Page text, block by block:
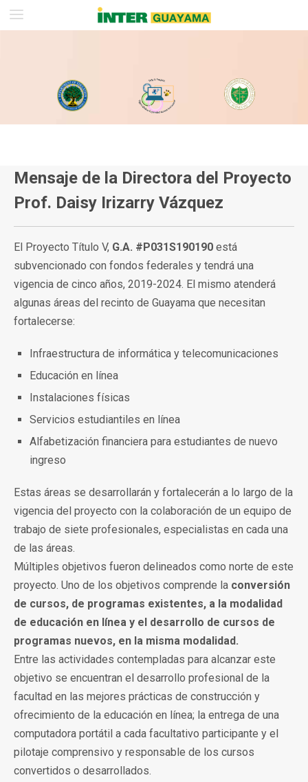
Mensaje de la Directora del Proyecto
Prof. Daisy Irizarry Vázquez
El Proyecto Título V, G.A. #P031S190190 está
subvencionado con fondos federales y tendrá una
vigencia de cinco años, 2019-2024. El mismo atenderá
algunas áreas del recinto de Guayama que necesitan
fortalecerse:
Infraestructura de informática y telecomunicaciones
Educación en línea
Instalaciones físicas
Servicios estudiantiles en línea
Alfabetización financiera para estudiantes de nuevo
ingreso
Estas áreas se desarrollarán y fortalecerán a lo largo de la
vigencia del proyecto con la colaboración de un equipo de
trabajo de siete profesionales, especialistas en cada una
de las áreas.
Múltiples objetivos fueron delineados como norte de este
proyecto. Uno de los objetivos comprende la conversión
de cursos, de programas existentes, a la modalidad
de educación en línea y el desarrollo de cursos de
programas nuevos, en la misma modalidad.
Entre las actividades contempladas para alcanzar este
objetivo se encuentran el desarrollo profesional de la
facultad en las mejores prácticas de construcción y
ofrecimiento de la educación en línea; la entrega de una
computadora portátil a cada facultativo participante y el
pilotaje comprensivo y responsable de los cursos
convertidos o desarrollados.